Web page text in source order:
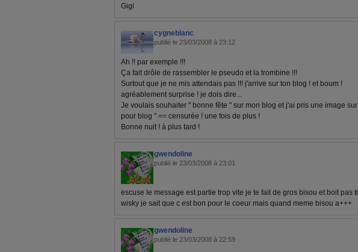
Gigi
cygneblanc
publié le 23/03/2008 à 23:12
Ah !! par exemple !!!
Ça fait drôle de rassembler le pseudo et la trombine !!!
Surtout que je ne mis attendais pas !!! j'arrive sur ton blog ! et boum !
agréablement surprise ! je dois dire...
Je voulais souhaiter " bonne fête " sur mon blog et j'ai pris une image
pour blog " == censurée ! une fois de plus !
Bonne nuit ! à plus tard !
gwendoline
publié le 23/03/2008 à 23:01
escuse le message est partie trop vite je te fait de gros bisou et boit pas
wisky je sait que c est bon pour le coeur mais quand meme bisou a+++
gwendoline
publié le 23/03/2008 à 22:59